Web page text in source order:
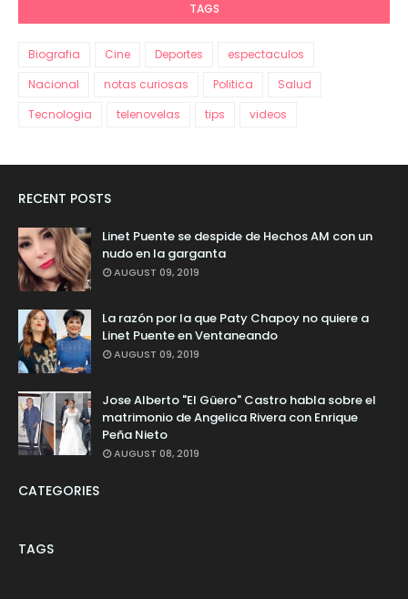
TAGS
Biografia Cine Deportes
espectaculos
Nacional
notas curiosas Politica
Salud
Tecnologia
telenovelas tips videos
RECENT POSTS
Linet Puente se despide de Hechos AM con un
nudo en la garganta
AUGUST 09, 2019
La razón por la que Paty Chapoy no quiere a
Linet Puente en Ventaneando
AUGUST 09, 2019
Jose Alberto "El Güero" Castro habla sobre el
matrimonio de Angelica Rivera con Enrique
Peña Nieto
AUGUST 08, 2019
CATEGORIES
TAGS